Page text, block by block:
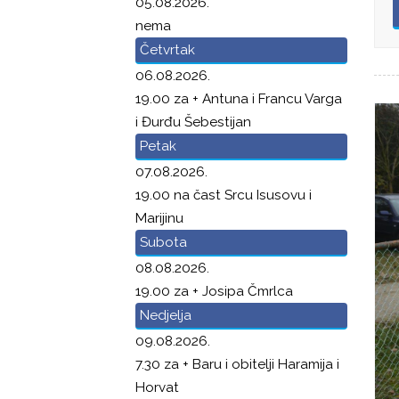
nema
Četvrtak
06.08.2026.
19.00 za + Antuna i Francu Varga
i Đurđu Šebestijan
Petak
07.08.2026.
19.00 na čast Srcu Isusovu i
Marijinu
Subota
08.08.2026.
19.00 za + Josipa Čmrlca
Nedjelja
09.08.2026.
7.30 za + Baru i obitelji Haramija i
Horvat